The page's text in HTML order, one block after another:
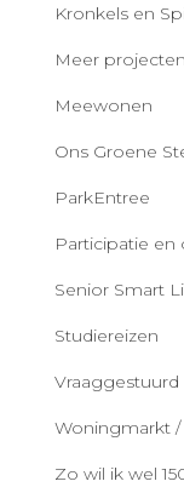
Kronkels en
Meer projecten
Meewonen
Ons Groene
ParkEntree
Participatie
Senior Smart
Studiereizen
Woningmarkt /
Zo wil ik wel